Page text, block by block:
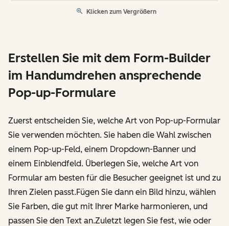
Klicken zum Vergrößern
Erstellen Sie mit dem Form-Builder
im Handumdrehen ansprechende
Pop-up-Formulare
Zuerst entscheiden Sie, welche Art von Pop-up-Formular
Sie verwenden möchten. Sie haben die Wahl zwischen
einem Pop-up-Feld, einem Dropdown-Banner und
einem Einblendfeld. Überlegen Sie, welche Art von
Formular am besten für die Besucher geeignet ist und zu
Ihren Zielen passt.Fügen Sie dann ein Bild hinzu, wählen
Sie Farben, die gut mit Ihrer Marke harmonieren, und
passen Sie den Text an.Zuletzt legen Sie fest, wie oder